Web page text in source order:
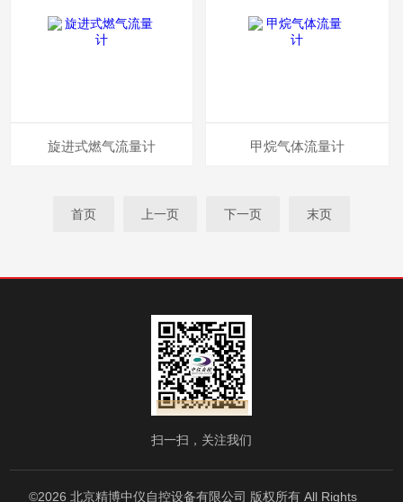
旋进式燃气流量计 甲烷气体流量计
首页 上一页 下一页 末页
扫一扫，关注我们
©2026 北京精博中仪自控设备有限公司 版权所有 All Rights